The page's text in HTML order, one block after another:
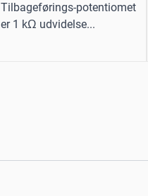
Tilbageførings-potentiomet
er 1 kΩ udvidelse...